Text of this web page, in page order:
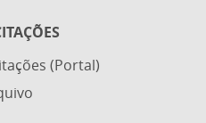
(Portal)